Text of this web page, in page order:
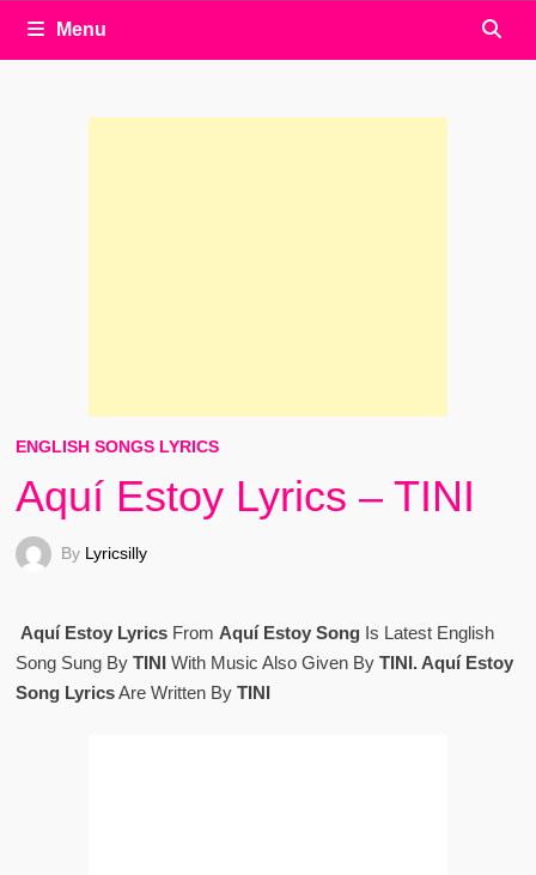
Menu
ENGLISH SONGS LYRICS
Aquí Estoy Lyrics – TINI
By Lyricsilly
Aquí Estoy LyricsFrom Aquí Estoy SongIs Latest English
Song Sung By TINIWith Music Also Given By TINI. Aquí Estoy
Song LyricsAre Written By TINI